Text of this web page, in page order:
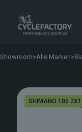
Showroom>Alle Marken>
SHIMANO 105